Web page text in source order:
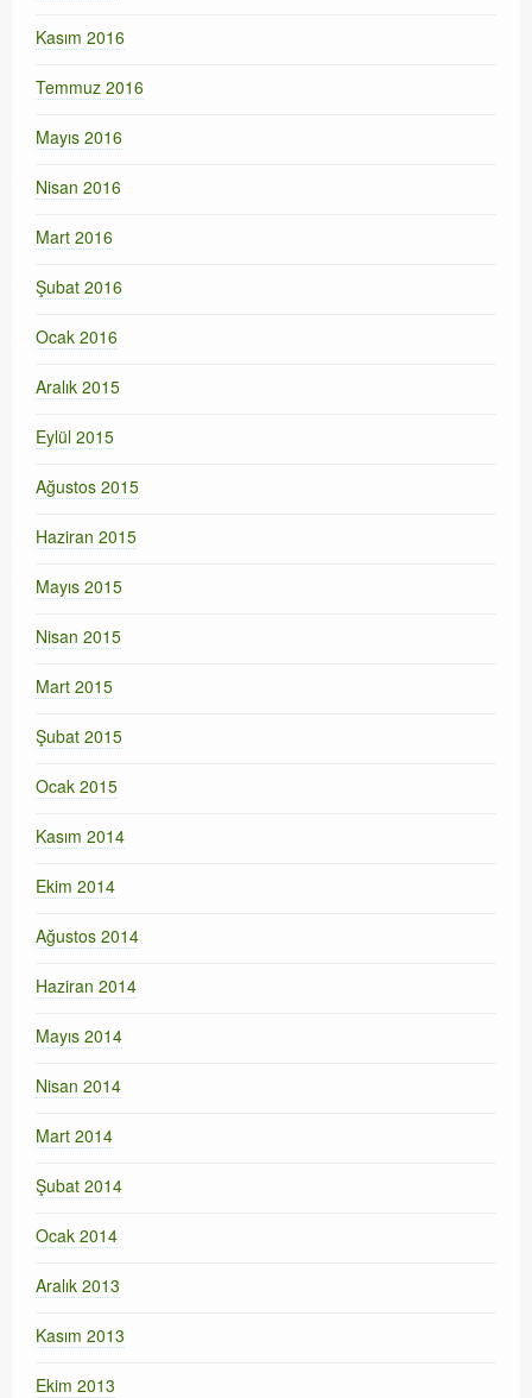
Kasım 2016
Temmuz 2016
Mayıs 2016
Nisan 2016
Mart 2016
Şubat 2016
Ocak 2016
Aralık 2015
Eylül 2015
Ağustos 2015
Haziran 2015
Mayıs 2015
Nisan 2015
Mart 2015
Şubat 2015
Ocak 2015
Kasım 2014
Ekim 2014
Ağustos 2014
Haziran 2014
Mayıs 2014
Nisan 2014
Mart 2014
Şubat 2014
Ocak 2014
Aralık 2013
Kasım 2013
Ekim 2013